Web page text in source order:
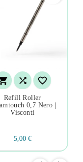
 
Refill Roller
0,7 Nero |
Visconti
5,00 €